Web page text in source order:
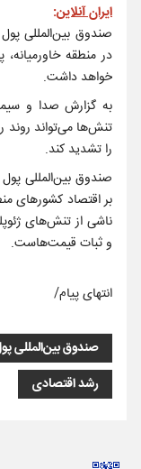
ایران آنلاین:
صندوق بین‌المللی
در منطقه
خواهد داشت.
به گزارش صدا و
تنش‌ها می‌تواند
را تشدید کند.
صندوق بین‌المللی
بر اقتصاد کشور‌های
ناشی از تنش‌های
و ثبات قیمت‌هاست.
انتهای پیام/
صندوق بین‌المللی
رشد اقتصادی